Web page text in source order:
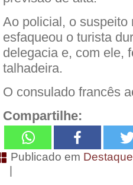
Ao policial, o suspeito
esfaqueou o turista
delegacia e, com ele,
talhadeira.
O consulado francês
Compartilhe:
Publicado em
|